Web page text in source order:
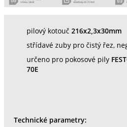
pilový kotouč 216x2,3x30mm
střídavé zuby pro čistý řez,
určeno pro pokosové pily
70E
Technické parametry: